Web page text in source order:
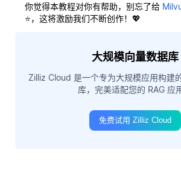
你觉得本教程对你有帮助，别忘了给
⭐，这将激励我们不断创作！💖
大规模向量数据库
Zilliz Cloud 是一个专为大规模应用构建
库，完美适配您的 RAG 应
免费试用 Zilliz Cloud